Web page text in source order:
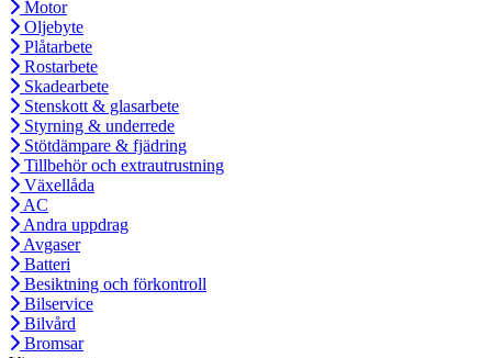
Motor
Oljebyte
Plåtarbete
Rostarbete
Skadearbete
Stenskott & glasarbete
Styrning & underrede
Stötdämpare & fjädring
Tillbehör och extrautrustning
Växellåda
AC
Andra uppdrag
Avgaser
Batteri
Besiktning och förkontroll
Bilservice
Bilvård
Bromsar